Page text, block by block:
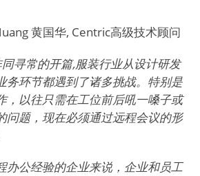
黄国华, Centric高级技术顾问
寻常的开篇,服装行业从设计研发
务环节都遇到了诸多挑战。特别是
，以往只需在工位前后吼一嗓子或
问题，现在必须通过远程会议的形
办公经验的企业来说，企业和员工